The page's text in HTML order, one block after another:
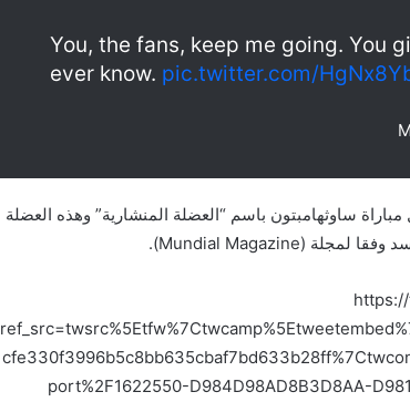
You, the fans, keep me going. You
ever know. pic.twitter.com/
ساوثهامبتون باسم “العضلة المنشارية” وهذه العضلة
port%2F1622550-D984D98AD8B3D8AA-